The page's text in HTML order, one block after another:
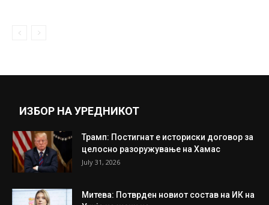
ИЗБОР НА УРЕДНИКОТ
Трамп: Постигнат е историски договор за
целосно разоружување на Хамас
July 31, 2026
Митева: Потврден новиот состав на ИК на